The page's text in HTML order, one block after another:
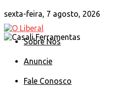
sexta-feira, 7 agosto, 2026
Sobre Nós
Anuncie
Fale Conosco